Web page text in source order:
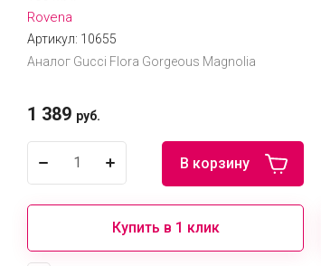
Rovena
Артикул: 10655
Аналог Gucci Flora Gorgeous Magnolia
1 389 руб.
В корзину
Купить в 1 клик